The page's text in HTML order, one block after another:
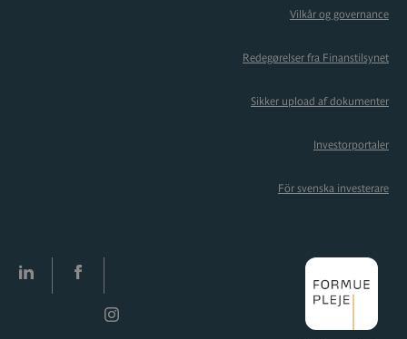
Vilkår og governance
Redegørelser fra Finanstilsynet
Sikker upload af dokumenter
Investorportaler
För svenska investerare